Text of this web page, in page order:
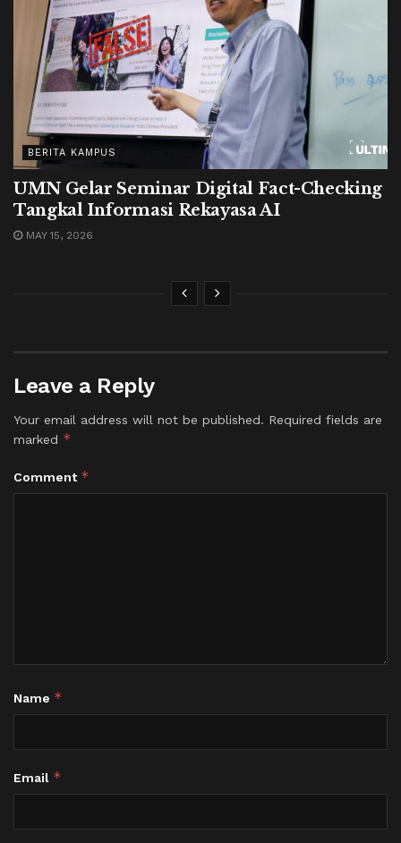
BERITA KAMPUS
UMN Gelar Seminar Digital Fact-Checking
Tangkal Informasi Rekayasa AI
MAY 15, 2026
Leave a Reply
Your email address will not be published. Required fields are
marked *
Comment *
Name *
Email *